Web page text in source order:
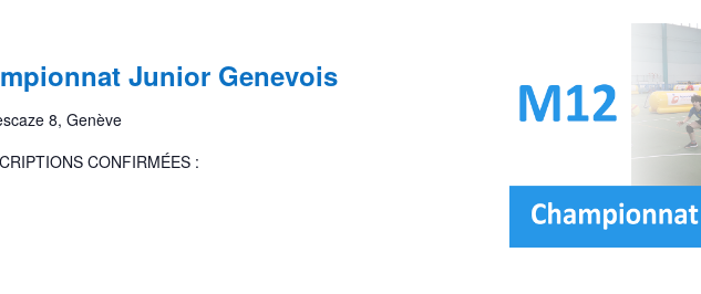
Junior Genevois
8, Genève
CONFIRMÉES :